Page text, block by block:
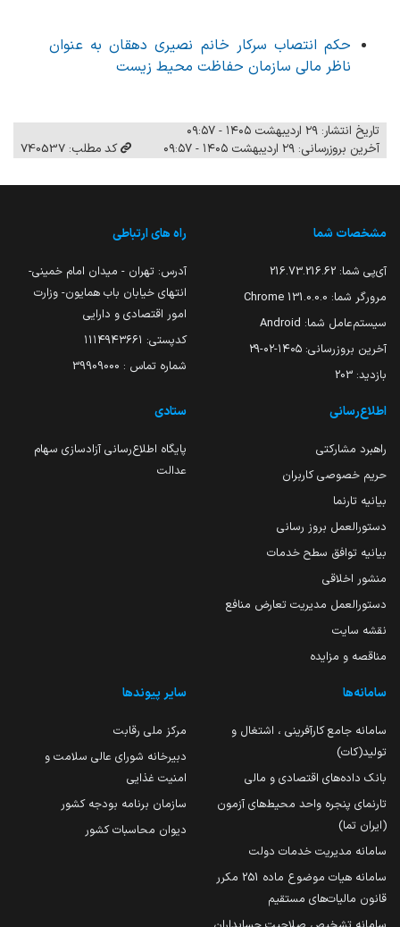
حکم انتصاب سرکار خانم نصیری دهقان به عنوان
ناظر مالی سازمان حفاظت محیط زیست
تاریخ انتشار: ۲۹ اردیبهشت ۱۴۰۵ - ۰۹:۵۷
آخرین بروزرسانی: ۲۹ اردیبهشت ۱۴۰۵ - ۰۹:۵۷
کد مطلب: 740537
مشخصات شما
آی‌پی شما: 216.73.216.62
مرورگر شما: 131.0.0.0 Chrome
سیستم‌عامل شما: Android
آخرین بروزرسانی: ۱۴۰۵-۰۲-۲۹
بازدید: 203
راه های ارتباطی
آدرس: تهران - میدان امام خمینی-
انتهای خیابان باب همایون- وزارت
امور اقتصادی و دارایی
کدپستی: ۱۱۱۴۹۴۳۶۶۱
شماره تماس : 39909000
اطلاع‌رسانی
راهبرد مشارکتی
حریم خصوصی کاربران
بیانیه تارنما
دستورالعمل بروز رسانی
بیانیه توافق سطح خدمات
منشور اخلاقی
دستورالعمل مدیریت تعارض منافع
نقشه سایت
مناقصه و مزایده
ستادی
پایگاه اطلاع‌رسانی آزادسازی سهام
عدالت
سامانه‌ها
سامانه جامع کارآفرینی ، اشتغال و
تولید(کات)
بانک داده‌های اقتصادی و مالی
تارنمای پنجره واحد محیط‌های آزمون
(ایران تما)
سامانه مدیریت خدمات دولت
سامانه هیات موضوع ماده 251 مکرر
قانون مالیات‌های مستقیم
سایر پیوندها
مرکز ملی رقابت
دبیرخانه شورای عالی سلامت و
امنیت غذایی
سازمان برنامه بودجه کشور
دیوان محاسبات کشور